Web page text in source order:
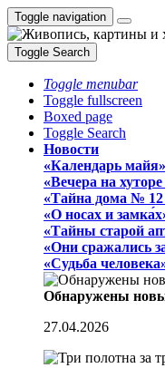
Toggle navigation
Toggle Search
Toggle menubar
Toggle fullscreen
Boxed page
Toggle Search
Новости
«Календарь
«Вечера на
«Тайна дома № 12
«О носах и
«Тайны старой
«Они сражались
«Судьба
Обнаружены
27.04.2026